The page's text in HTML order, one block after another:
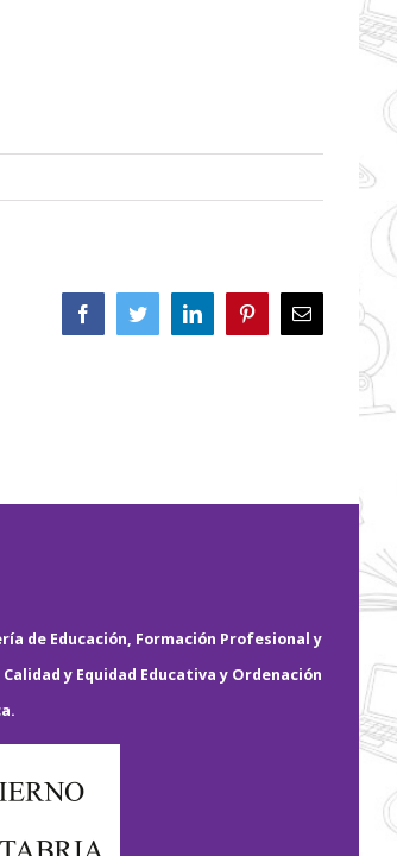
FacebookTwitterLinkedIn PinterestCorreo
electrónico
de Educación, Formación Profesional y
y Equidad Educativa y Ordenación